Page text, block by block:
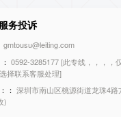
务投诉
gmtousu@leiting.com
0592-3285177 [此专线，，，，
择联系客服处理]
： 深圳市南山区桃源街道龙珠4
)